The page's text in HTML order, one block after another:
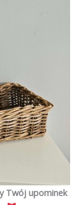
Twój upominek